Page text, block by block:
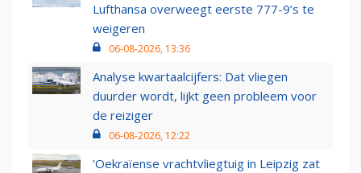
Lufthansa overweegt eerste 777-9’s te
weigeren
06-08-2026, 13:36
Analyse kwartaalcijfers: Dat vliegen
duurder wordt, lijkt geen probleem voor
de reiziger
06-08-2026, 12:22
'Oekraïense vrachtvliegtuig in Leipzig zat